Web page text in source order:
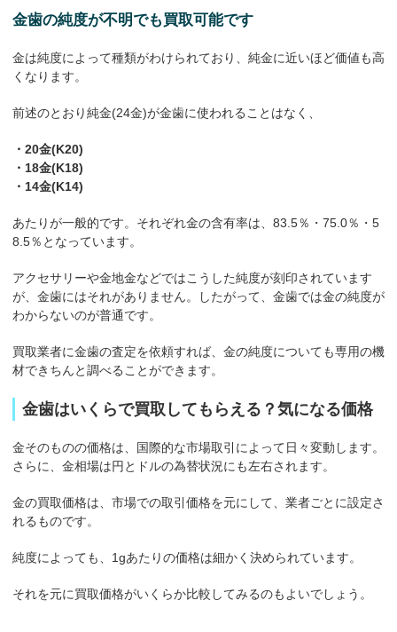
金歯の純度が不明でも買取可能です
金は純度によって種類がわけられており、純金に近いほど価値も高
くなります。
前述のとおり純金(24金)が金歯に使われることはなく、
・20金(K20)
・18金(K18)
・14金(K14)
あたりが一般的です。それぞれ金の含有率は、83.5％・75.0％・5
8.5％となっています。
アクセサリーや金地金などではこうした純度が刻印されています
が、金歯にはそれがありません。したがって、金歯では金の純度が
わからないのが普通です。
買取業者に金歯の査定を依頼すれば、金の純度についても専用の機
材できちんと調べることができます。
金歯はいくらで買取してもらえる？気になる価格
金そのものの価格は、国際的な市場取引によって日々変動します。
さらに、金相場は円とドルの為替状況にも左右されます。
金の買取価格は、市場での取引価格を元にして、業者ごとに設定さ
れるものです。
純度によっても、1gあたりの価格は細かく決められています。
それを元に買取価格がいくらか比較してみるのもよいでしょう。